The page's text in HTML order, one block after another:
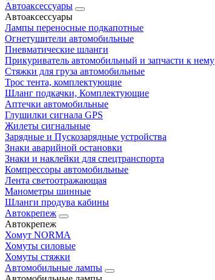
Автоаксессуары
Автоаксессуары
Лампы переносные подкапотные
Огнетушители автомобильные
Пневматические шланги
Прикуриватель автомобильный и запчасти к нему
Стяжки для груза автомобильные
Трос тента, комплектующие
Шланг подкачки, Комплектующие
Аптечки автомобильные
Глушилки сигнала GPS
Жилеты сигнальные
Зарядные и Пускозарядные устройства
Знаки аварийной остановки
Знаки и наклейки для спецтранспорта
Компрессоры автомобильные
Лента светоотражающая
Манометры шинные
Шланги продува кабины
Автокрепеж
Автокрепеж
Хомут NORMA
Хомуты силовые
Хомуты стяжки
Автомобильные лампы